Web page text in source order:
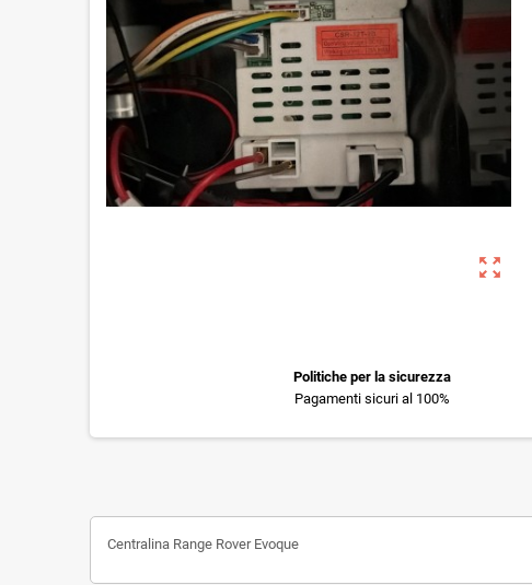
zoom_out_map
Politiche per la sicurezza
Pagamenti sicuri al 100%
Centralina Range Rover Evoque